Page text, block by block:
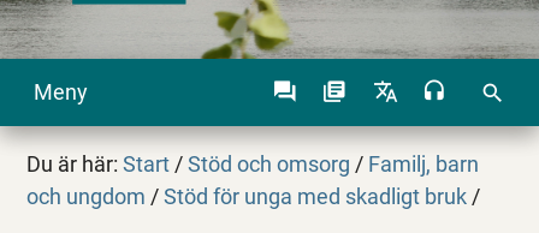
Meny search
Du är här:Start / Stöd och omsorg / Familj, barn
och ungdom / Stöd för unga med skadligt bruk /